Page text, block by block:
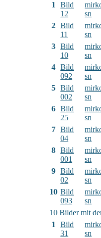
1
Bild
12
sn
2 Bild
11
sn
3 Bild
10
sn
4 Bild
092
sn
5 Bild
002
sn
6 Bild
25
sn
7 Bild
04
sn
8 Bild
001
sn
9 Bild
02
sn
10 Bild
093
sn
10 Bilder mit
1
Bild
31
sn